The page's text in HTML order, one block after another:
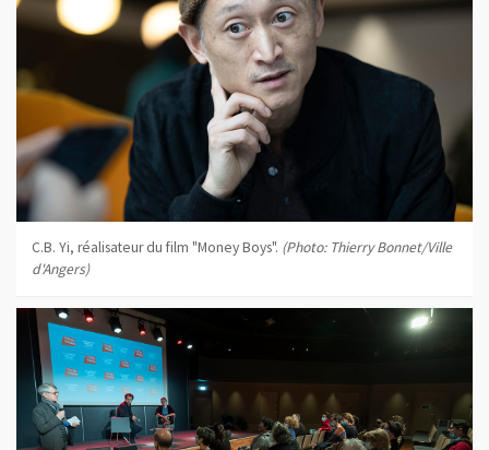
C.B. Yi, réalisateur du film "Money Boys". (Photo: Thierry Bonnet/Ville
d'Angers)